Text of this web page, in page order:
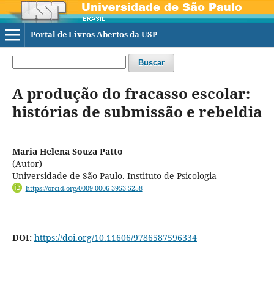
Portal de Livros Abertos da USP
Buscar
A produção do fracasso escolar:
histórias de submissão e rebeldia
Maria Helena Souza Patto
(Autor)
Universidade de São Paulo. Instituto de Psicologia
https://orcid.org/0009-0006-3953-5258
DOI: https://doi.org/10.11606/9786587596334